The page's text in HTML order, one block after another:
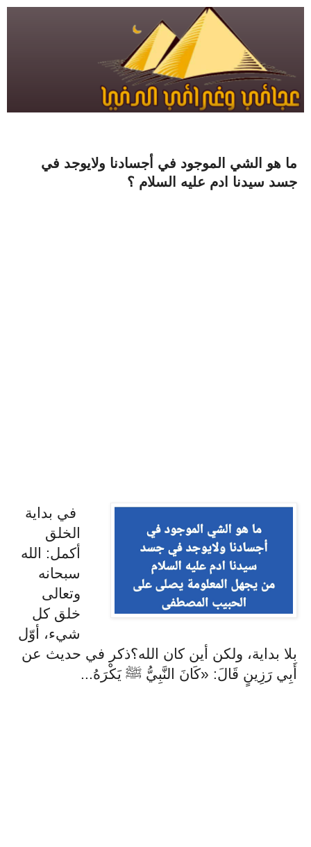
ما هو الشي الموجود في أجسادنا ولايوجد في
جسد سيدنا ادم عليه السلام ؟
في بداية
الخلق
أكمل: الله
سبحانه
وتعالى
خلق كل
شيء، أوّل
بلا بداية، ولكن أين كان الله؟ذكر في حديث عن
‌أَبِي رَزِينٍ قَالَ: «كَانَ النَّبِيُّ ﷺ يَكْرَهُ...